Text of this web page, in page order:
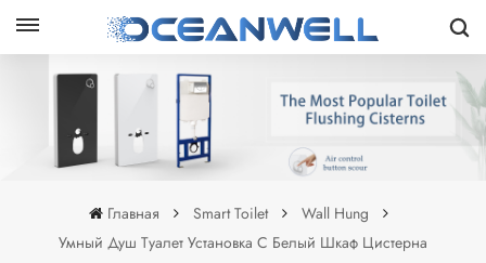
Главная Smart Toilet
Wall Hung
Умный Душ Туалет Установка С Белый Шкаф Цистерна